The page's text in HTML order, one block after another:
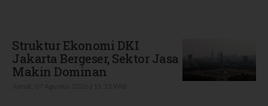
Struktur Ekonomi DKI
Jakarta Bergeser, Sektor Jasa
Makin Dominan